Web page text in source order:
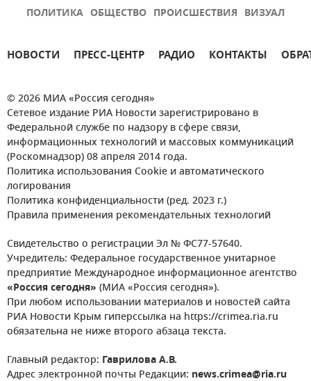
ПОЛИТИКА ОБЩЕСТВО ПРОИСШЕСТВИЯ ВИЗУАЛ
НОВОСТИ ПРЕСС-ЦЕНТР РАДИО КОНТАКТЫ
© 2026 МИА «Россия сегодня»
Сетевое издание РИА Новости зарегистрировано в
Федеральной службе по надзору в сфере связи,
информационных технологий и массовых коммуникаций
(Роскомнадзор) 08 апреля 2014 года.
Политика использования Cookie и автоматического
логирования
Политика конфиденциальности (ред. 2023 г.)
Правила применения рекомендательных технологий
Свидетельство о регистрации Эл № ФС77-57640.
Учредитель: Федеральное государственное унитарное
предприятие Международное информационное агентство
«Россия сегодня» (МИА «Россия сегодня»).
При любом использовании материалов и новостей сайта
РИА Новости Крым гиперссылка на https://crimea.ria.ru
обязательна не ниже второго абзаца текста.
Главный редактор: Гаврилова А.В.
Адрес электронной почты Редакции: news.crimea@ria.ru